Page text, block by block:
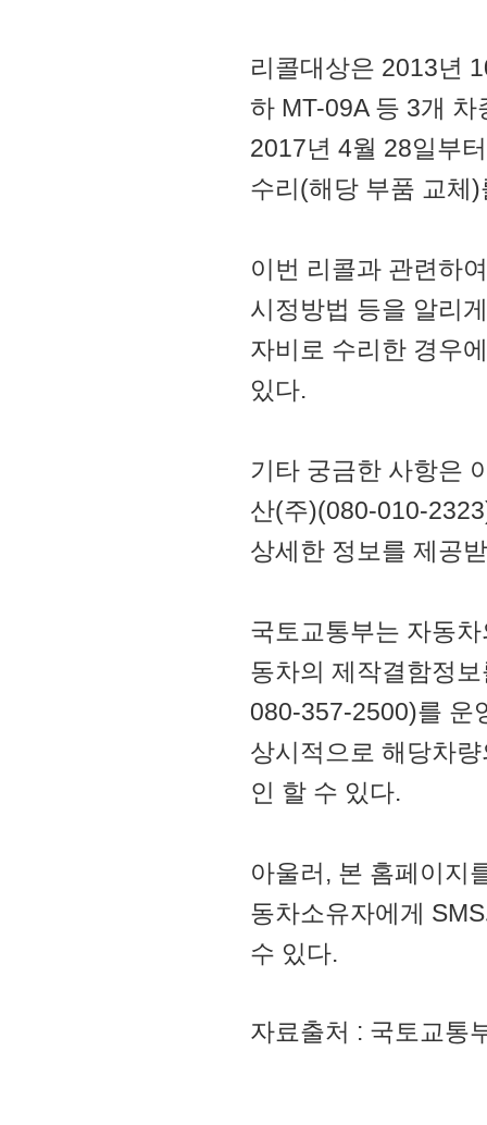
리콜대상은 2013년
하 MT-09A 등 3개
2017년 4월 28일부
수리(해당 부품 교체
이번 리콜과 관련하
시정방법 등을 알리
자비로 수리한 경우
있다.
기타 궁금한 사항은
산(주)(080-010-
상세한 정보를 제공
국토교통부는 자동
동차의 제작결함정
080-357-2500)를 운
상시적으로 해당차
인 할 수 있다.
아울러, 본 홈페이지
동차소유자에게
수 있다.
자료출처 : 국토교통